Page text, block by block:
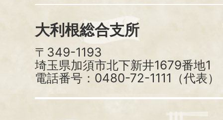
大利根総合支所
〒349-1193
埼玉県加須市北下新井1679番地1
電話番号：0480-72-1111（代表）